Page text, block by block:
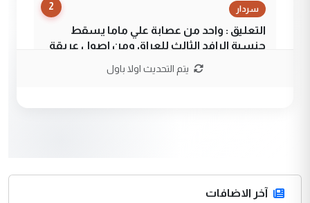
2 سردار
التعليق : واحد من عصابة علي ماما يسقط
جنسية الرافد الثالث للعراق ومن اصول عريقة
جنسية الرافد الثالث للعراق ومن اصول عريقة
ابا فرات ...
يتم التحديث اولا باول
آخر الاضافات